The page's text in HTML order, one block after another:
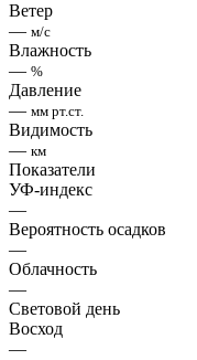
Ветер
— м/с
Влажность
— %
Давление
— мм рт.ст.
Видимость
— км
Показатели
УФ-индекс
—
Вероятность осадков
—
Облачность
—
Световой день
Восход
—